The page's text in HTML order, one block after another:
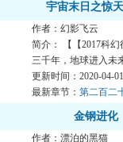
宇宙末日之惊
作者：幻影飞云
简介： 【【2017科
三千年，地球进入未
型小行星同...
更新时间：2020-04-
最新章节： 第二百二
(大结局，完本)
金钢进化
作者：漂泊的黑猫